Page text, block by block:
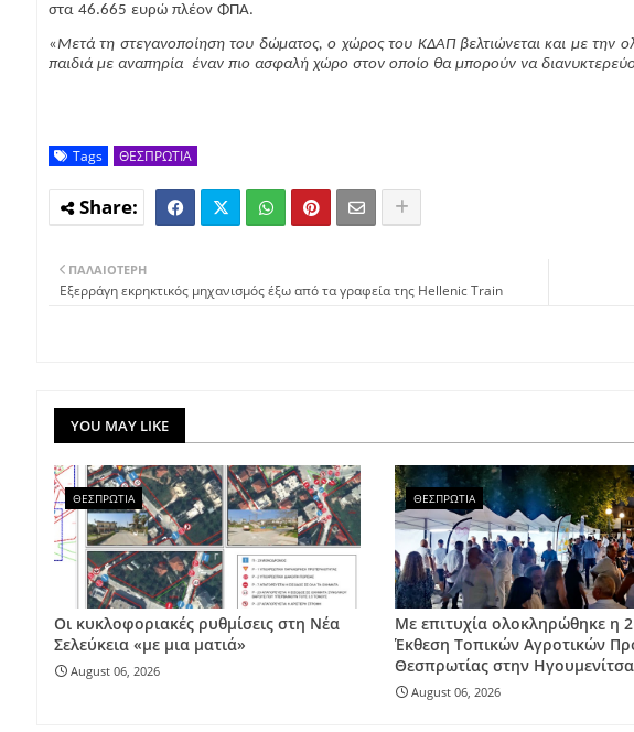
στα 46.665 ευρώ πλέον ΦΠΑ.
«Μετά τη στεγανοποίηση του δώματος, ο χώρος του ΚΔΑΠ βελτιώνεται και με την
παιδιά με αναπηρία έναν πιο ασφαλή χώρο στον οποίο θα μπορούν να
Tags ΘΕΣΠΡΩΤΙΑ
ΠΑΛΑΙΌΤΕΡΗ
Εξερράγη εκρηκτικός μηχανισμός έξω από τα γραφεία της Hellenic Train
YOU MAY LIKE
ΘΕΣΠΡΩΤΙΑ
Οι κυκλοφοριακές ρυθμίσεις στη Νέα
Σελεύκεια «με μια ματιά»
August 06, 2026
ΘΕΣΠΡΩΤΙΑ
Με επιτυχία ολοκληρώθηκε η
Έκθεση Τοπικών Αγροτικών
Θεσπρωτίας στην Ηγουμενίτσα
August 06, 2026